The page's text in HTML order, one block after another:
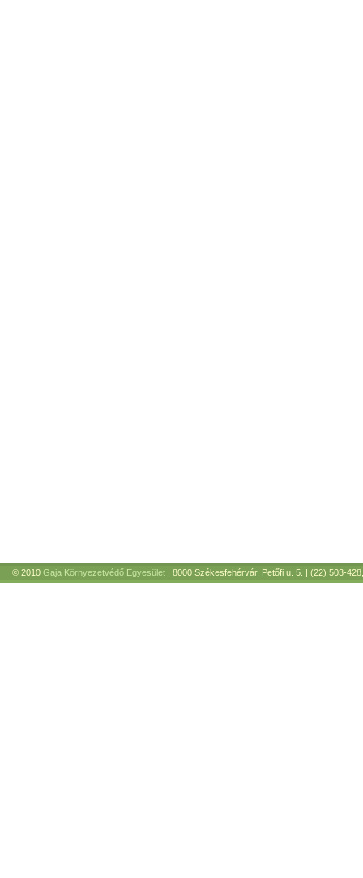
© 2010 Gaja Környezetvédő Egyesület | 8000 Székesfehérvár, Petőfi u. 5. | (22) 503-